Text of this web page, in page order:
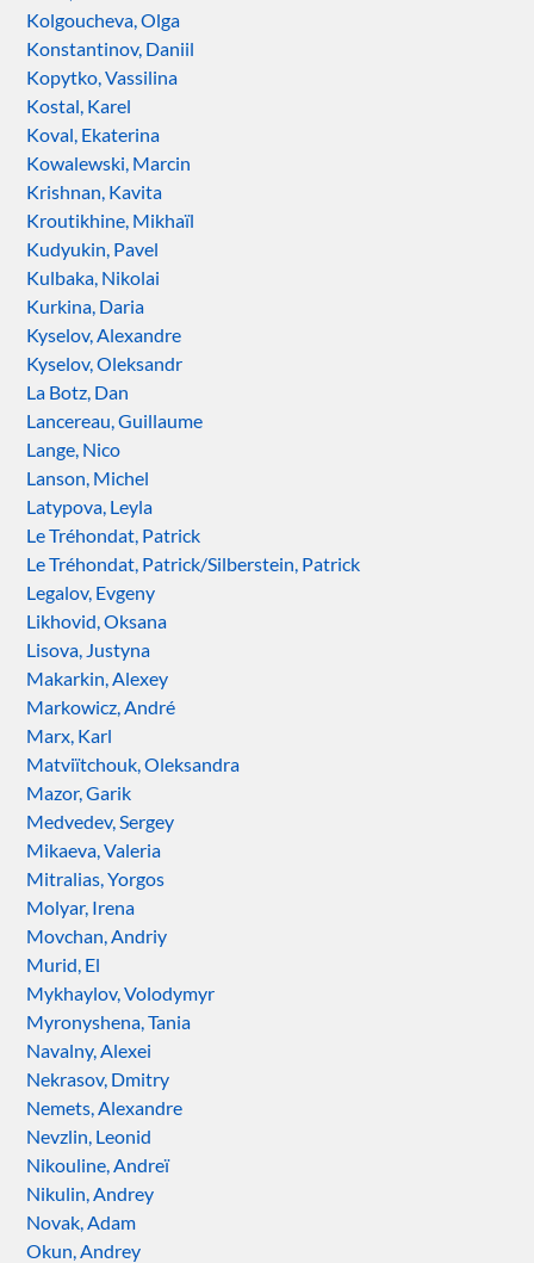
Kolgoucheva, Olga
Konstantinov, Daniil
Kopytko, Vassilina
Kostal, Karel
Koval, Ekaterina
Kowalewski, Marcin
Krishnan, Kavita
Kroutikhine, Mikhaïl
Kudyukin, Pavel
Kulbaka, Nikolai
Kurkina, Daria
Kyselov, Alexandre
Kyselov, Oleksandr
La Botz, Dan
Lancereau, Guillaume
Lange, Nico
Lanson, Michel
Latypova, Leyla
Le Tréhondat, Patrick
Le Tréhondat, Patrick/Silberstein, Patrick
Legalov, Evgeny
Likhovid, Oksana
Lisova, Justyna
Makarkin, Alexey
Markowicz, André
Marx, Karl
Matviïtchouk, Oleksandra
Mazor, Garik
Medvedev, Sergey
Mikaeva, Valeria
Mitralias, Yorgos
Molyar, Irena
Movchan, Andriy
Murid, El
Mykhaylov, Volodymyr
Myronyshena, Tania
Navalny, Alexei
Nekrasov, Dmitry
Nemets, Alexandre
Nevzlin, Leonid
Nikouline, Andreï
Nikulin, Andrey
Novak, Adam
Okun, Andrey